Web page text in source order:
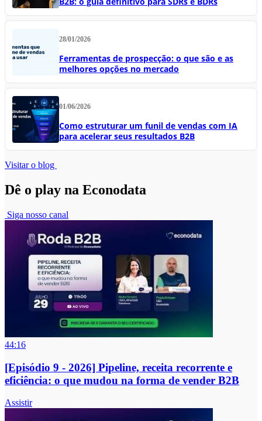
28/01/2026
Ferramentas de prospecção: o que são e as
melhores opções no mercado
01/06/2026
Como estruturar um funil de vendas com IA
para acelerar seus resultados B2B
Visitar o blog
Dê o play na Econodata
Siga nosso canal
44:16
[Episódio 9 - 2026] Pipeline, receita recorrente e
eficiência: o que mudou na forma de vender B2B
Assistir